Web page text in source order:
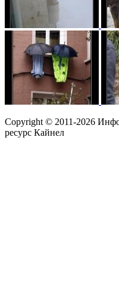
Copyright © 2011-2026
ресурс Кайнел